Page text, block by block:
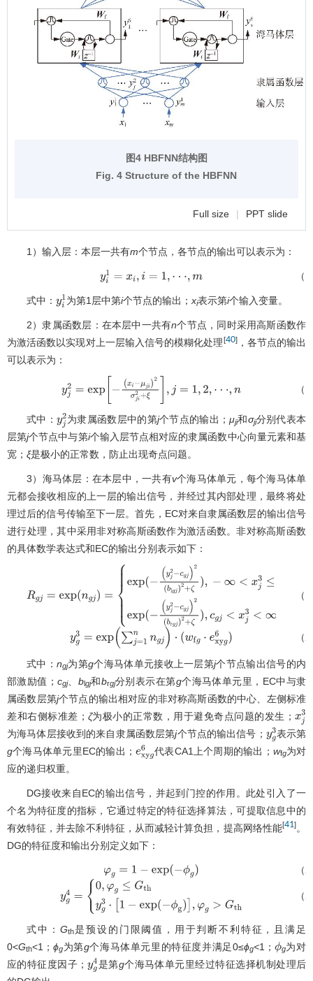
图4 HBFNN结构图
Fig. 4 Structure of the HBFNN
Full size | PPT slide
1）输入层：本层一共有m个节点，各节点的输出可以表示为：
y i1=xi, i=1 ,⋅⋅⋅ , m （
式中： yi1
为第1层中第i个节点的输出； xi表示第i个输入变量。
2）隶属函数层：在本层中一共有n个节点，同时采用高斯函数作
为激活函数以实现对上一层输入信号的模糊化处理[40]，各节点的输出
可以表示为：
y j2=ex p[−(xi−μji)2 ji2+ξ], =1,2 ,⋅ ⋅ n （
式中： yj2
为隶属函数层中的第j个节点的输出； μji和σji分别代表本
层第j个节点中与第i个输入层节点相对应的隶属函数中心向量元素和基
宽； ξ是极小的正常数，防止出现奇点问题。
3）海马体层：在本层中，一共有v个海马体单元，每个海马体单
元都会接收相应的上一层的输出信号，并经过其内部处理，最终将处
理过后的信号传输至下一层。首先，EC对来自隶属函数层的输出信号
进行处理，其中采用非对称高斯函数作为激活函数。非对称高斯函数
的具体数学表达式和EC的输出分别表示如下：
Rgj=exp (n (− − cg
( −(yj2−cgj)2(brgj)2+ζ),c gj< xj3 <∞
（
y g3=exp(∑j=1nngj ⋅( wfg⋅e x yg6) （
式中： ngj为第g个海马体单元接收上一层第j个节点输出信号的内
部激励值； cgj、 blgj和brgj分别表示在第g个海马体单元里，EC中与隶
属函数层第j个节点的输出相对应的非对称高斯函数的中心、左侧标准
差和右侧标准差； ζ为极小的正常数，用于避免奇点问题的发生；
为海马体层接收到的来自隶属函数层第j个节点的输出信号； yg3
表示第
g个海马体单元里EC的输出； exyg6
代表CA1上个周期的输出； wfg为对
应的递归权重。
DG接收来自EC的输出信号，并起到门控的作用。此处引入了一
个名为特征度的指标，它通过特定的特征选择算法，可提取信息中的
有效特征，并去除不利特征，从而减轻计算负担，提高网络性能[41]。
DG的特征度和输出分别定义如下：
φ g=1−exp(−ϕg) （
g4
g ≤G g
（
式中： Gth是预设的门限阈值，用于判断不利特征，且满足
0<Gth<1； ϕg为第g个海马体单元里的特征度并满足0≤ϕg<1； ϕ
g为对
应的特征度因子；
yg4
是第g个海马体单元里经过特征选择机制处理后